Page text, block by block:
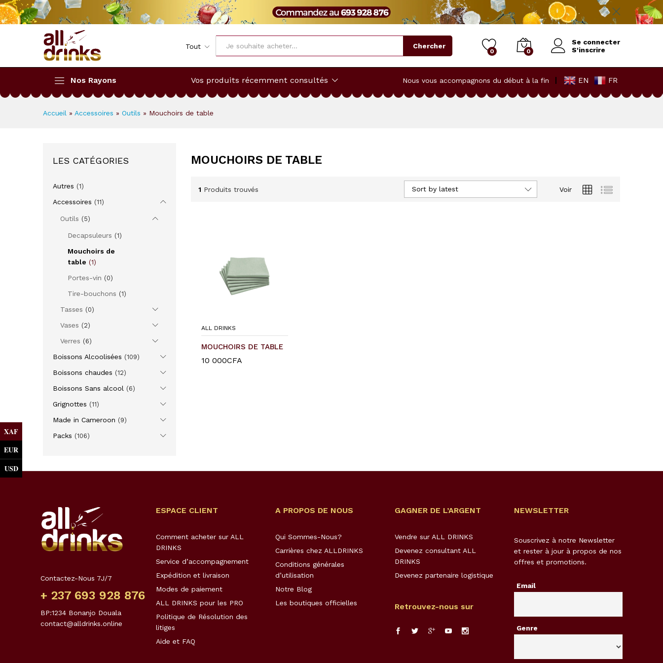
Tout Chercher
0 0
Se connecter
S'inscrire
Nos Rayons Vos produits récemment consultés Nous vous accompagnons du début à la fin EN FR
Accueil » Accessoires » Outils » Mouchoirs de table
MOUCHOIRS DE TABLE
1 Produits trouvés Voir
Sort by latest
ALL DRINKS
MOUCHOIRS DE TABLE
10 000CFA
10 000CFA
LES CATÉGORIES
Autres (1)
Accessoires (11)
Outils (5)
Decapsuleurs (1)
Mouchoirs de
table (1)
Portes-vin (0)
Tire-bouchons (1)
Tasses (0)
Vases (2)
Verres (6)
Boissons Alcoolisées (109)
Boissons chaudes (12)
Boissons Sans alcool (6)
Grignottes (11)
Made in Cameroon (9)
Packs (106)
Contactez-Nous 7J/7
+ 237 693 928 876
BP:1234 Bonanjo Douala
contact@alldrinks.online
ESPACE CLIENT
Comment acheter sur ALL
DRINKS
Service d’accompagnement
Expédition et livraison
Modes de paiement
ALL DRINKS pour les PRO
Politique de Résolution des
litiges
Aide et FAQ
A PROPOS DE NOUS
Qui Sommes-Nous?
Carrières chez ALLDRINKS
Conditions générales
d’utilisation
Notre Blog
Les boutiques officielles
GAGNER DE L’ARGENT
Vendre sur ALL DRINKS
Devenez consultant ALL
DRINKS
Devenez partenaire logistique
Retrouvez-nous sur
NEWSLETTER
Souscrivez à notre Newsletter
et rester à jour à propos de nos
offres et promotions.
Email
Genre
XAF
EUR
USD